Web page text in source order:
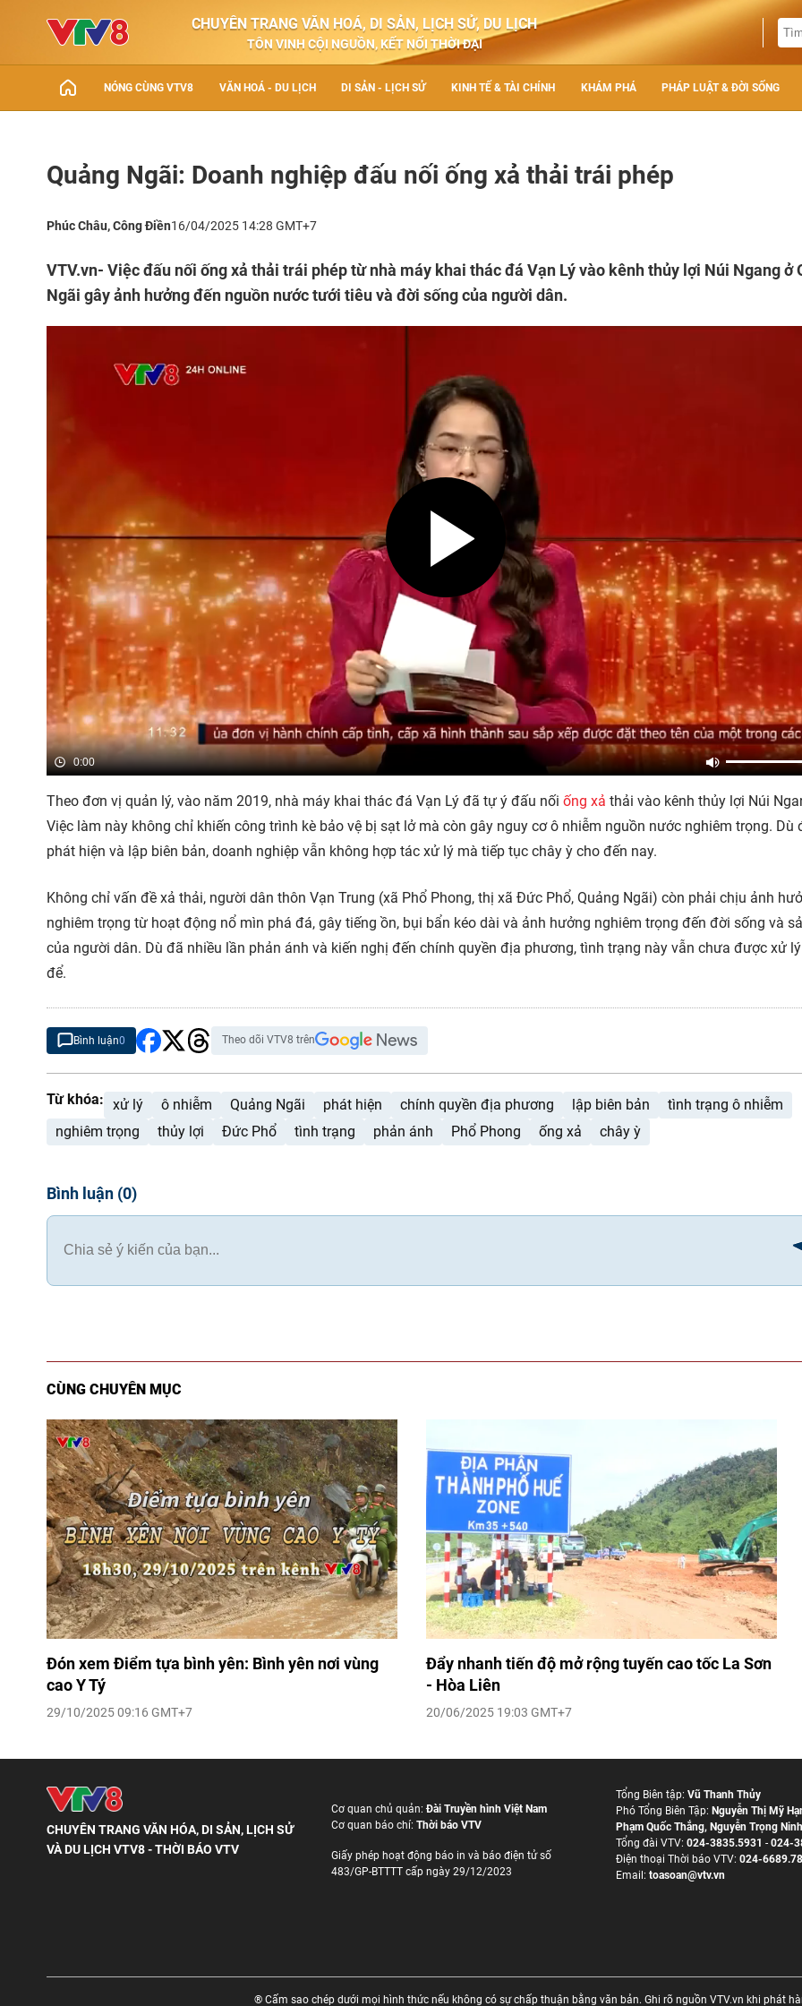
CHUYÊN TRANG VĂN HOÁ, DI SẢN, LỊCH SỬ, DU LỊCH
TÔN VINH CỘI NGUỒN, KẾT NỐI THỜI ĐẠI
NÓNG CÙNG VTV8 VĂN HOÁ - DU LỊCH DI SẢN - LỊCH SỬ KINH TẾ & TÀI CHÍNH KHÁM PHÁ PHÁP LUẬT & ĐỜI SỐNG
Quảng Ngãi: Doanh nghiệp đấu nối ống xả thải trái phép
Phúc Châu, Công Điền16/04/2025 14:28 GMT+7
VTV.vn- Việc đấu nối ống xả thải trái phép từ nhà máy khai thác đá Vạn Lý vào kênh thủy lợi Núi Ngang ở
Ngãi gây ảnh hưởng đến nguồn nước tưới tiêu và đời sống của người dân.
0:00
Theo đơn vị quản lý, vào năm 2019, nhà máy khai thác đá Vạn Lý đã tự ý đấu nối ống xả thải vào kênh thủy lợi Núi
Việc làm này không chỉ khiến công trình kè bảo vệ bị sạt lở mà còn gây nguy cơ ô nhiễm nguồn nước nghiêm trọng. Dù
phát hiện và lập biên bản, doanh nghiệp vẫn không hợp tác xử lý mà tiếp tục chây ỳ cho đến nay.
Không chỉ vấn đề xả thải, người dân thôn Vạn Trung (xã Phổ Phong, thị xã Đức Phổ, Quảng Ngãi) còn phải chịu ảnh
nghiêm trọng từ hoạt động nổ mìn phá đá, gây tiếng ồn, bụi bẩn kéo dài và ảnh hưởng nghiêm trọng đến đời sống và
của người dân. Dù đã nhiều lần phản ánh và kiến nghị đến chính quyền địa phương, tình trạng này vẫn chưa được xử
để.
Bình luận0 Theo dõi VTV8 trên
Từ khóa: xử lý ô nhiễm Quảng Ngãi phát hiện chính quyền địa phương lập biên bản
tình trạng ô nhiễm
nghiêm trọng
thủy lợi Đức Phổ tình trạng phản ánh Phổ Phong ống xả chây ỳ
Bình luận (0)
CÙNG CHUYÊN MỤC
Đón xem Điểm tựa bình yên: Bình yên nơi vùng
cao Y Tý
29/10/2025 09:16 GMT+7
Đẩy nhanh tiến độ mở rộng tuyến cao tốc La Sơn
- Hòa Liên
20/06/2025 19:03 GMT+7
CHUYÊN TRANG VĂN HÓA, DI SẢN, LỊCH SỬ
VÀ DU LỊCH VTV8 - THỜI BÁO VTV
Cơ quan chủ quản:Đài Truyền hình Việt Nam
Cơ quan báo chí: Thời báo VTV
Giấy phép hoạt động báo in và báo điện tử số
483/GP-BTTTT cấp ngày 29/12/2023
Tổng Biên tập: Vũ Thanh Thủy
Phó Tổng Biên Tập: Nguyễn Thị Mỹ
Phạm Quốc Thắng, Nguyễn Trọng Ninh
Tổng đài VTV: 024-3835.5931 - 024-
Ðiện thoại Thời báo VTV: 024-
Email: toasoan@vtv.vn
® Cấm sao chép dưới mọi hình thức nếu không có sự chấp thuận bằng văn bản. Ghi rõ nguồn VTV.vn khi phát